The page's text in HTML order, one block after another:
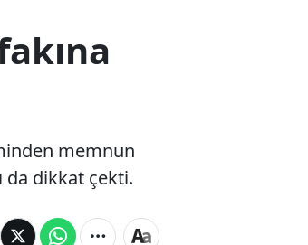
memnun
da dikkat çekti.